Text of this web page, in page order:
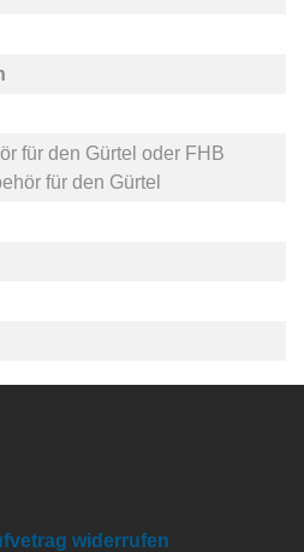
für den Gürtel oder FHB
für den Gürtel
widerrufen